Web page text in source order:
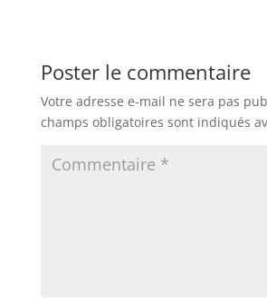
Poster le commentaire
Votre adresse e-mail ne sera pas
champs obligatoires sont indiqués